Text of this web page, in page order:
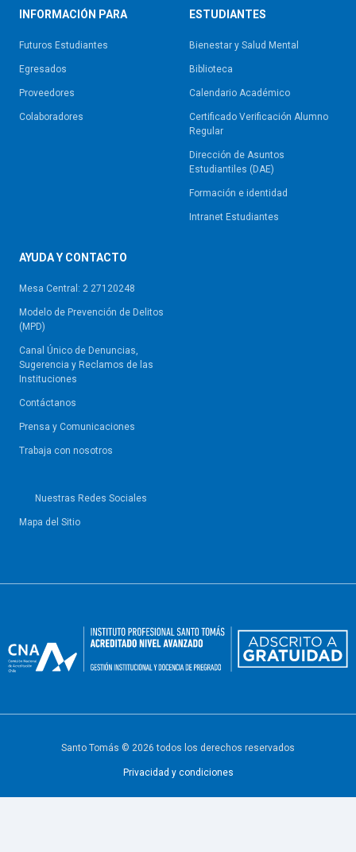
INFORMACIÓN PARA
Futuros Estudiantes
Egresados
Proveedores
Colaboradores
ESTUDIANTES
Bienestar y Salud Mental
Biblioteca
Calendario Académico
Certificado Verificación Alumno
Regular
Dirección de Asuntos
Estudiantiles (DAE)
Formación e identidad
Intranet Estudiantes
AYUDA Y CONTACTO
Mesa Central: 2 27120248
Modelo de Prevención de Delitos
(MPD)
Canal Único de Denuncias,
Sugerencia y Reclamos de las
Instituciones
Contáctanos
Prensa y Comunicaciones
Trabaja con nosotros
Nuestras Redes Sociales
Mapa del Sitio
Santo Tomás © 2026 todos los derechos reservados
Privacidad y condiciones